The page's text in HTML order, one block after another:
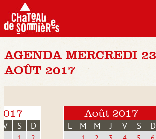
AGENDA MERCREDI 23
AOÛT 2017
V S D
Août 2017
L M M J V S D